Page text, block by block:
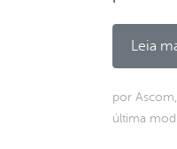
Leia
por
última